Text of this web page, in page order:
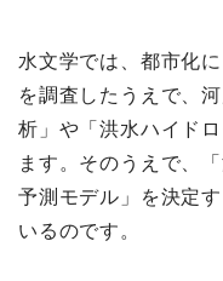
水文学では、都市化
を調査したうえで、
析」や「洪水ハイド
ます。そのうえで、
予測モデル」を決定
いるのです。